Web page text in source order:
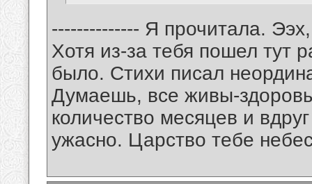
-------------- Я прочитала.
Хотя из-за тебя пошел тут
было. Стихи писал
Думаешь, все живы-
количество месяцев и
ужасно. Царство тебе